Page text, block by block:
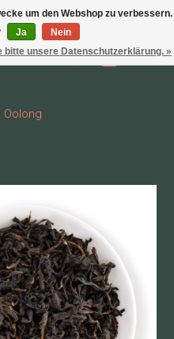
Wunschzettel
Ihr
Oolong
um den Webshop zu verbessern.
Ja
Nein
bitte unsere Datenschutzerklärung. »